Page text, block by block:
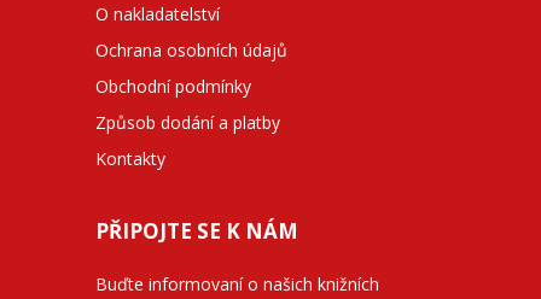
O nakladatelství
Ochrana osobních údajů
Obchodní podmínky
Způsob dodání a platby
Kontakty
PŘIPOJTE SE K NÁM
Buďte informovaní o našich knižních